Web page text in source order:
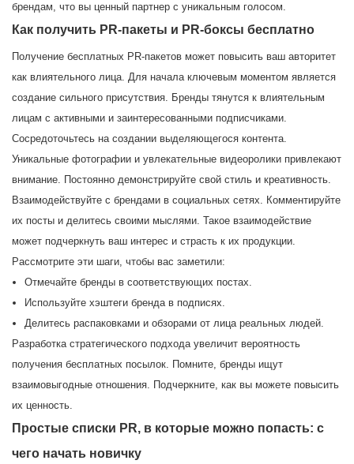
брендам, что вы ценный партнер с уникальным голосом.
Как получить PR-пакеты и PR-боксы бесплатно
Получение бесплатных PR-пакетов может повысить ваш авторитет
как влиятельного лица. Для начала ключевым моментом является
создание сильного присутствия. Бренды тянутся к влиятельным
лицам с активными и заинтересованными подписчиками.
Сосредоточьтесь на создании выделяющегося контента.
Уникальные фотографии и увлекательные видеоролики привлекают
внимание. Постоянно демонстрируйте свой стиль и креативность.
Взаимодействуйте с брендами в социальных сетях. Комментируйте
их посты и делитесь своими мыслями. Такое взаимодействие
может подчеркнуть ваш интерес и страсть к их продукции.
Рассмотрите эти шаги, чтобы вас заметили:
Отмечайте бренды в соответствующих постах.
Используйте хэштеги бренда в подписях.
Делитесь распаковками и обзорами от лица реальных людей.
Разработка стратегического подхода увеличит вероятность
получения бесплатных посылок. Помните, бренды ищут
взаимовыгодные отношения. Подчеркните, как вы можете повысить
их ценность.
Простые списки PR, в которые можно попасть: с
чего начать новичку